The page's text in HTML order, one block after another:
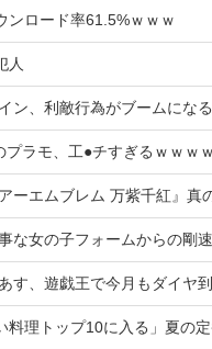
ンロード率61.5%ｗｗｗ
人
ン、利敵行為がブームになる
プラモ、工●チすぎるｗｗｗ
ブレム 万紫千紅』真の主人公マイユニ
な女の子フォームからの剛
イヤ到達！『先生もう笑うしかなくなっとりますやん』『とんでも
プ10に入る」夏の定番料理は冷やし中華 「